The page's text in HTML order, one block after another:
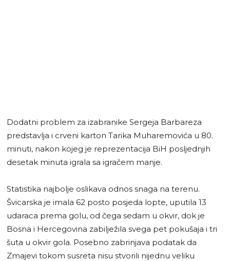
Dodatni problem za izabranike Sergeja Barbareza
predstavlja i crveni karton Tarika Muharemovića u 80.
minuti, nakon kojeg je reprezentacija BiH posljednjih
desetak minuta igrala sa igračem manje.
Statistika najbolje oslikava odnos snaga na terenu.
Švicarska je imala 62 posto posjeda lopte, uputila 13
udaraca prema golu, od čega sedam u okvir, dok je
Bosna i Hercegovina zabilježila svega pet pokušaja i tri
šuta u okvir gola. Posebno zabrinjava podatak da
Zmajevi tokom susreta nisu stvorili nijednu veliku